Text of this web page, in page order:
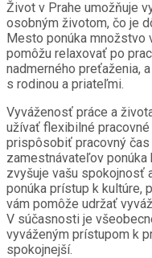
Život v Prahe umožňuje
osobným životom, čo je
Mesto ponúka množstvo
pomôžu relaxovať po
nadmerného preťaženia,
s rodinou a priateľmi.
Vyváženosť práce a
užívať flexibilné
prispôsobiť pracovný čas
zamestnávateľov ponúka
zvyšuje vašu spokojnosť
ponúka prístup k kultúre,
vám pomôže udržať
V súčasnosti je
vyváženým prístupom k
spokojnejší.